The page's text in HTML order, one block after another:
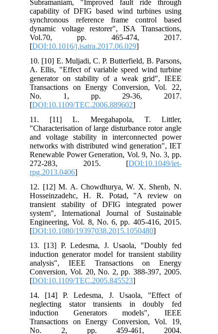
Subramaniam, "Improved fault ride through
capability of DFIG based wind turbines using
synchronous reference frame control based
dynamic voltage restorer", ISA Transactions,
Vol.70, pp. 465-474, 2017.
[DOI:10.1016/j.isatra.2017.06.029
10. [10] E. Muljadi, C. P. Butterfield, B. Parsons,
A. Ellis, "Effect of variable speed wind turbine
generator on stability of a weak grid", IEEE
Transactions on Energy Conversion, Vol. 22,
No. 1, pp. 29-36, 2017.
[DOI:10.1109/TEC.2006.889602
11. [11] L. Meegahapola, T. Littler,
"Characterisation of large disturbance rotor angle
and voltage stability in interconnected power
networks with distributed wind generation", IET
Renewable Power Generation, Vol. 9, No. 3, pp.
272-283, 2015. [DOI:10.1049/iet-
rpg.2013.0406
12. [12] M. A. Chowdhurya, W. X. Shenb, N.
Hosseinzadehc, H. R. Potad, "A review on
transient stability of DFIG integrated power
system", International Journal of Sustainable
Engineering, Vol. 8, No. 6, pp. 405-416, 2015.
[DOI:10.1080/19397038.2015.1050480
13. [13] P. Ledesma, J. Usaola, "Doubly fed
induction generator model for transient stability
analysis", IEEE Transactions on Energy
Conversion, Vol. 20, No. 2, pp. 388-397, 2005.
[DOI:10.1109/TEC.2005.845523
14. [14] P. Ledesma, J. Usaola, "Effect of
neglecting stator transients in doubly fed
induction Generators models", IEEE
Transactions on Energy Conversion, Vol. 19,
No. 2, pp. 459-461, 2004.